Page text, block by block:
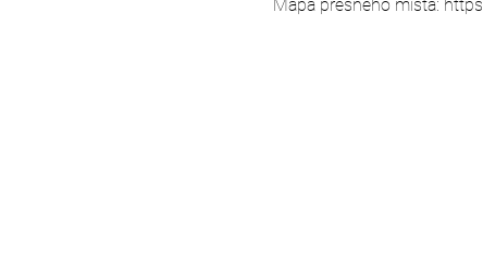
Mapa přesného místa: